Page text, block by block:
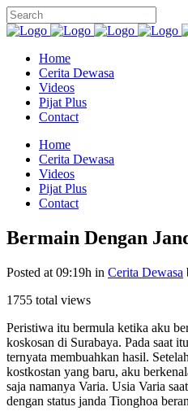
Home
Cerita Dewasa
Videos
Pijat Plus
Contact
Home
Cerita Dewasa
Videos
Pijat Plus
Contact
Bermain Dengan
Posted at 09:19h in Cerita Dewasa
1755 total views
Peristiwa itu bermula ketika aku
koskosan di Surabaya. Pada saat
ternyata membuahkan hasil.
kostkostan yang baru, aku
saja namanya Varia. Usia Varia
dengan status janda Tionghoa